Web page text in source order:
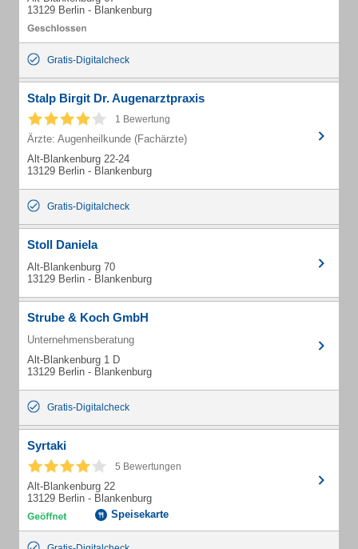
13129 Berlin - Blankenburg
Gratis-Digitalcheck
Stalp Birgit Dr. Augenarztpraxis
1 Bewertung
Ärzte: Augenheilkunde (Fachärzte)
Alt-Blankenburg 22-24
13129 Berlin - Blankenburg
Gratis-Digitalcheck
Stoll Daniela
Alt-Blankenburg 70
13129 Berlin - Blankenburg
Strube & Koch GmbH
Unternehmensberatung
Alt-Blankenburg 1 D
13129 Berlin - Blankenburg
Gratis-Digitalcheck
Syrtaki
5 Bewertungen
Alt-Blankenburg 22
13129 Berlin - Blankenburg
Speisekarte